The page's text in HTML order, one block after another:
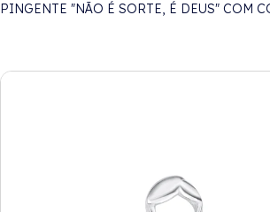
PINGENTE "NÃO É SORTE, É DEUS" COM